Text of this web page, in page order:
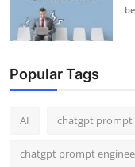
Popular Tags
AI chatgpt prompt
chatgpt prompt